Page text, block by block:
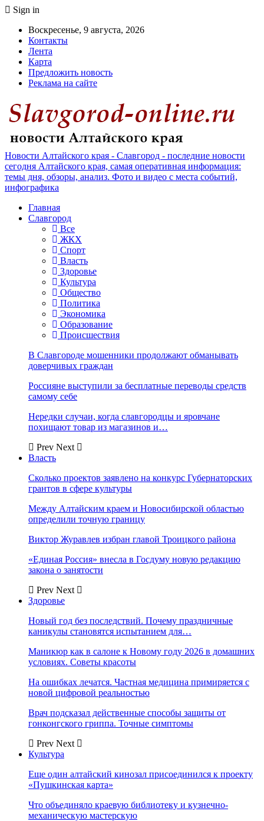
Sign in
Воскресенье, 9 августа, 2026
Контакты
Лента
Карта
Предложить новость
Реклама на сайте
Новости Алтайского края - Славгород - последние новости
сегодня Алтайского края, самая оперативная информация:
темы дня, обзоры, анализ. Фото и видео с места событий,
инфографика
Главная
Славгород
Все
ЖКХ
Спорт
Власть
Здоровье
Культура
Общество
Политика
Экономика
Образование
Происшествия
В Славгороде мошенники продолжают обманывать
доверчивых граждан
Россияне выступили за бесплатные переводы средств
самому себе
Нередки случаи, когда славгородцы и яровчане
похищают товар из магазинов и…
Prev Next
Власть
Сколько проектов заявлено на конкурс Губернаторских
грантов в сфере культуры
Между Алтайским краем и Новосибирской областью
определили точную границу
Виктор Журавлев избран главой Троицкого района
«Единая Россия» внесла в Госдуму новую редакцию
закона о занятости
Prev Next
Здоровье
Новый год без последствий. Почему праздничные
каникулы становятся испытанием для…
Маникюр как в салоне к Новому году 2026 в домашних
условиях. Советы красоты
На ошибках лечатся. Частная медицина примиряется с
новой цифровой реальностью
Врач подсказал действенные способы защиты от
гонконгского гриппа. Точные симптомы
Prev Next
Культура
Еще один алтайский кинозал присоединился к проекту
«Пушкинская карта»
Что объединяло краевую библиотеку и кузнечно-
механическую мастерскую